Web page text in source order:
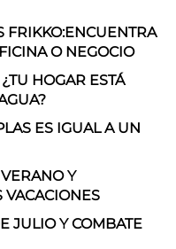
FRIKKO:ENCUENTRA
O NEGOCIO
HOGAR ESTÁ
ES IGUAL A UN
Y
VACACIONES
JULIO Y COMBATE